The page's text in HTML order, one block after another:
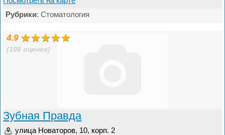
Рубрики: Стоматология
4.9
(108 оценок)
Зубная Правда
улица Новаторов, 10, корп. 2